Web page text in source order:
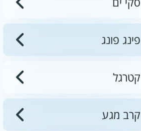
פינג פונג
קטרגל
קרב מגע